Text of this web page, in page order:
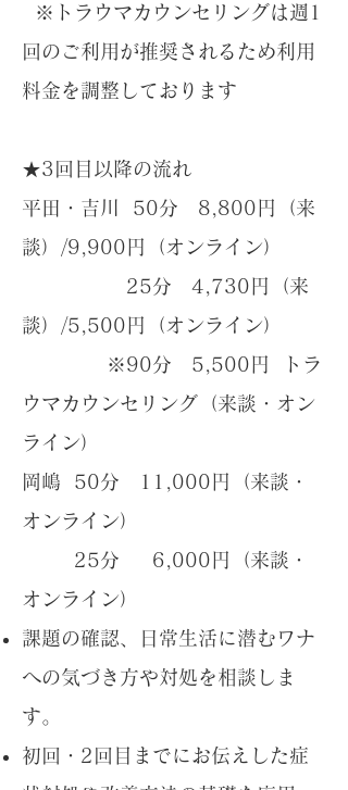
※トラウマカウンセリングは週1
回のご利用が推奨されるため利用
料金を調整しております
★3回目以降の流れ
平田・吉川 50分 8,800円（来
談）/9,900円（オンライン）
25分 4,730円（来
談）/5,500円（オンライン）
※90分 5,500円 トラ
ウマカウンセリング（来談・オン
ライン）
岡嶋 50分 11,000円（来談・
オンライン）
25分 6,000円（来談・
オンライン）
課題の確認、日常生活に潜むワナ
への気づき方や対処を相談しま
す。
初回・2回目までにお伝えした症